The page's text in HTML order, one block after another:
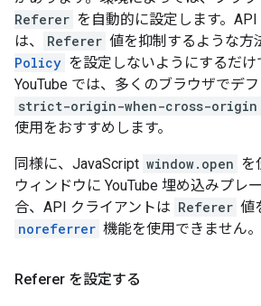
Referer を自動的に設定します。API
は、
Referer 値を抑制するような方
Policy を設定しないようにするだけ
YouTube では、多くのブラウザでデ
strict-origin-when-cross-origin
使用をおすすめします。
同様に、JavaScript window.open を
ウィンドウに YouTube 埋め込みプレ
合、API クライアントは Referer 値
noreferrer 機能を使用できません。
Referer を設定する